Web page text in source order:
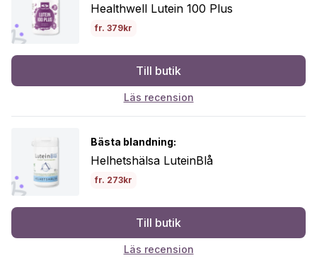
Healthwell Lutein 100 Plus
fr. 379kr
Till butik
Läs recension
Bästa blandning:
Helhetshälsa LuteinBlå
fr. 273kr
Till butik
Läs recension